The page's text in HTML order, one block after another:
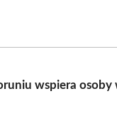
wspiera osoby